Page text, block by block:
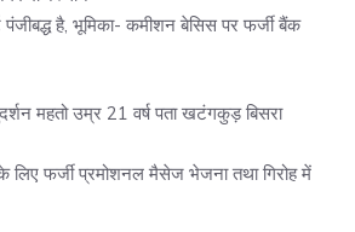
पंजीबद्ध है, भूमिका- कमीशन बेसिस पर फर्जी बैंक
महतो उम्र 21 वर्ष पता खटंगकुड़ बिसरा
लिए फर्जी प्रमोशनल मैसेज भेजना तथा गिरोह में